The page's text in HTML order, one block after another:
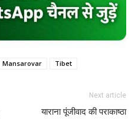
Mansarovar Tibet
Next article
याराना पूंजीवाद की पराकाष्ठा